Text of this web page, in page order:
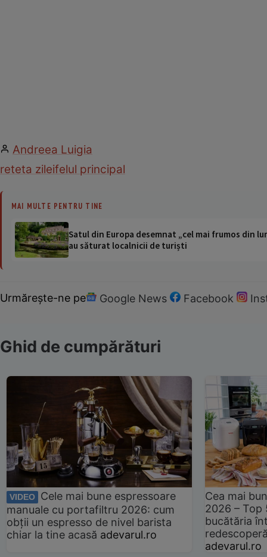
Andreea Luigia
reteta zileifelul principal
MAI MULTE PENTRU TINE
Satul din Europa desemnat „cel mai frumos din
au săturat localnicii de turiști
Urmărește-ne pe Google News Facebook
Ghid de cumpărături
VIDEO
Cele mai bune espressoare
manuale cu portafiltru 2026: cum
obții un espresso de nivel barista
chiar la tine acasă adevarul.ro
Cea mai
2026 –
bucătăria
adevarul.ro